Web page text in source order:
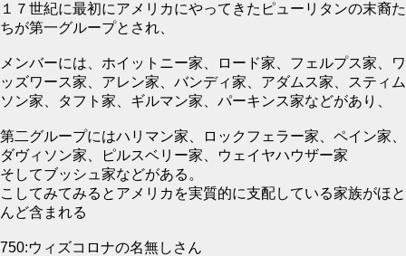
１７世紀に最初にアメリカにやってきたピューリタンの末裔た
ちが第一グループとされ、
メンバーには、ホイットニー家、ロード家、フェルプス家、ワ
ッズワース家、アレン家、バンディ家、アダムス家、スティム
ソン家、タフト家、ギルマン家、パーキンス家などがあり、
第二グループにはハリマン家、ロックフェラー家、ペイン家、
ダヴィソン家、ピルスベリー家、ウェイヤハウザー家
そしてブッシュ家などがある。
こしてみてみるとアメリカを実質的に支配している家族がほと
んど含まれる
750:ウィズコロナの名無しさん